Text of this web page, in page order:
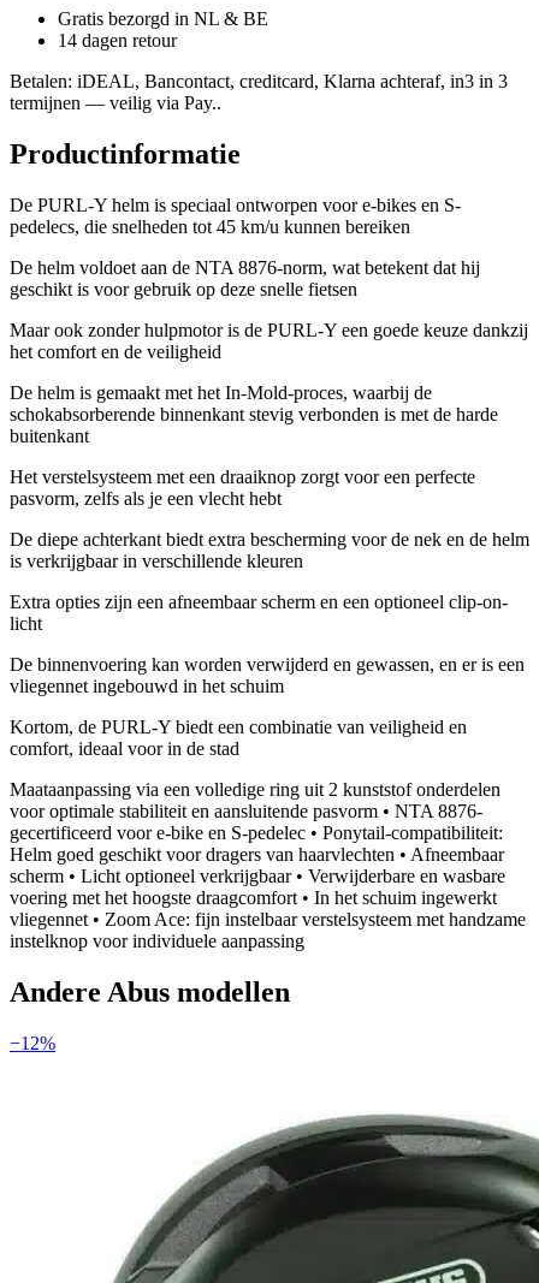
Gratis bezorgd in NL & BE
14 dagen retour
Betalen: iDEAL, Bancontact, creditcard, Klarna achteraf, in3 in 3
termijnen — veilig via Pay..
Productinformatie
De PURL-Y helm is speciaal ontworpen voor e-bikes en S-
pedelecs, die snelheden tot 45 km/u kunnen bereiken
De helm voldoet aan de NTA 8876-norm, wat betekent dat hij
geschikt is voor gebruik op deze snelle fietsen
Maar ook zonder hulpmotor is de PURL-Y een goede keuze dankzij
het comfort en de veiligheid
De helm is gemaakt met het In-Mold-proces, waarbij de
schokabsorberende binnenkant stevig verbonden is met de harde
buitenkant
Het verstelsysteem met een draaiknop zorgt voor een perfecte
pasvorm, zelfs als je een vlecht hebt
De diepe achterkant biedt extra bescherming voor de nek en de helm
is verkrijgbaar in verschillende kleuren
Extra opties zijn een afneembaar scherm en een optioneel clip-on-
licht
De binnenvoering kan worden verwijderd en gewassen, en er is een
vliegennet ingebouwd in het schuim
Kortom, de PURL-Y biedt een combinatie van veiligheid en
comfort, ideaal voor in de stad
Maataanpassing via een volledige ring uit 2 kunststof onderdelen
voor optimale stabiliteit en aansluitende pasvorm • NTA 8876-
gecertificeerd voor e-bike en S-pedelec • Ponytail-compatibiliteit:
Helm goed geschikt voor dragers van haarvlechten • Afneembaar
scherm • Licht optioneel verkrijgbaar • Verwijderbare en wasbare
voering met het hoogste draagcomfort • In het schuim ingewerkt
vliegennet • Zoom Ace: fijn instelbaar verstelsysteem met handzame
instelknop voor individuele aanpassing
Andere Abus modellen
−12%